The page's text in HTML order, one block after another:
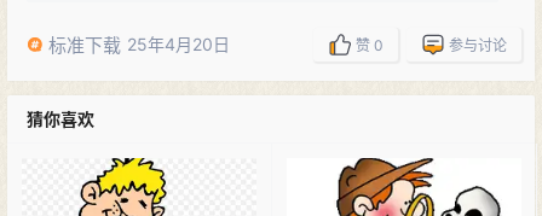
标准下载 25年4月20日 赞 0 参与讨论
猜你喜欢